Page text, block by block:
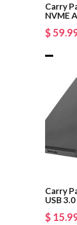
Carry
NVME
$
Carry
USB 3.0
$